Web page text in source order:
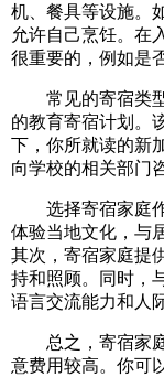
机、餐具等设施。
允许自己烹饪。在
很重要的，例如是
常见的寄宿类型
的教育寄宿计划。
下，你所就读的新
向学校的相关部门
选择寄宿家庭作
体验当地文化，与
其次，寄宿家庭提
持和照顾。同时，
语言交流能力和人
总之，寄宿家庭
意费用较高。你可